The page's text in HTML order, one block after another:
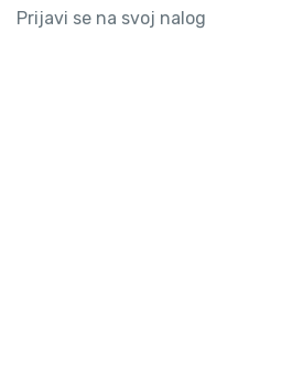
Prijavi se na svoj nalog